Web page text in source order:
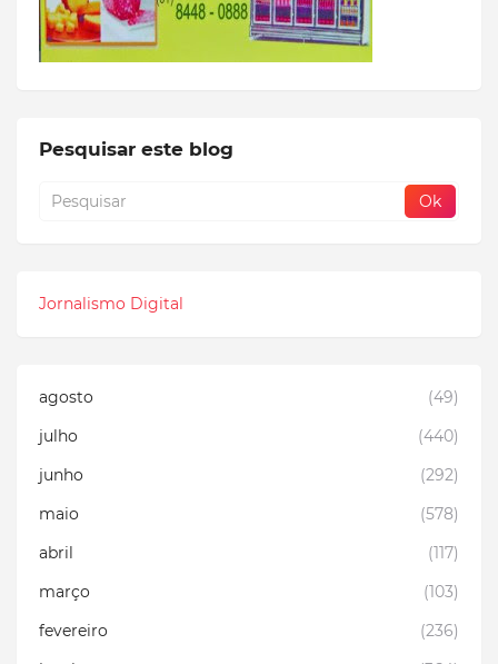
Pesquisar este blog
Jornalismo Digital
agosto
(49)
julho
(440)
junho
(292)
maio
(578)
abril
(117)
março
(103)
fevereiro
(236)